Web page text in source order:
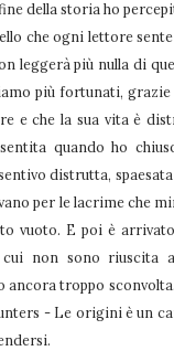
della storia ho
che ogni lettore
leggerà più nulla di
più fortunati, grazie
e che la sua vita è
quando ho
distrutta,
per le lacrime che
vuoto. E poi è
cui non sono riuscita
ancora troppo
- Le origini è un